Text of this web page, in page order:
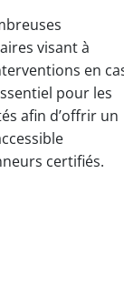
visant à
en
pour les
afin d’offrir un
certifiés.